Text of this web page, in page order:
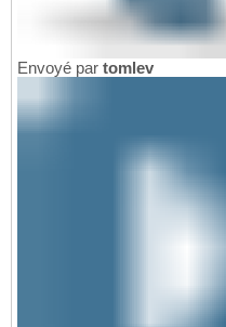
Envoyé par tomlev